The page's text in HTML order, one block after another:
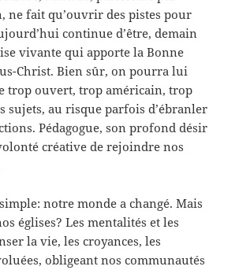
ne fait qu’ouvrir des pistes pour
continue d’être, demain
vivante qui apporte la Bonne
Christ. Bien sûr, on pourra lui
trop ouvert, trop américain, trop
sujets, au risque parfois d’ébranler
Pédagogue, son profond désir
créative de rejoindre nos
notre monde a changé. Mais
églises? Les mentalités et les
la vie, les croyances, les
obligeant nos communautés